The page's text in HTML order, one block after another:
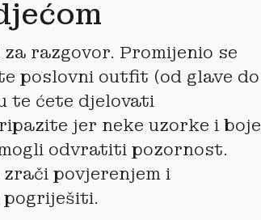
razgovor. Promijenio se
poslovni outfit (od glave do
te ćete djelovati
jer neke uzorke i boje
odvratiti pozornost.
povjerenjem i
pogriješiti.